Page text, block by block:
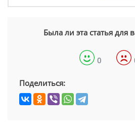
Была ли эта статья для
0
Поделиться: